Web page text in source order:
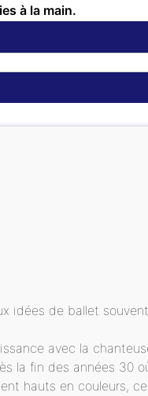
à la main.
idées de ballet
avec la
la fin des années 30
hauts en couleurs,